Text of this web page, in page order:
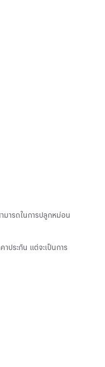
มารถในการปลูกหม่อน
ประกัน แต่จะเป็นการ